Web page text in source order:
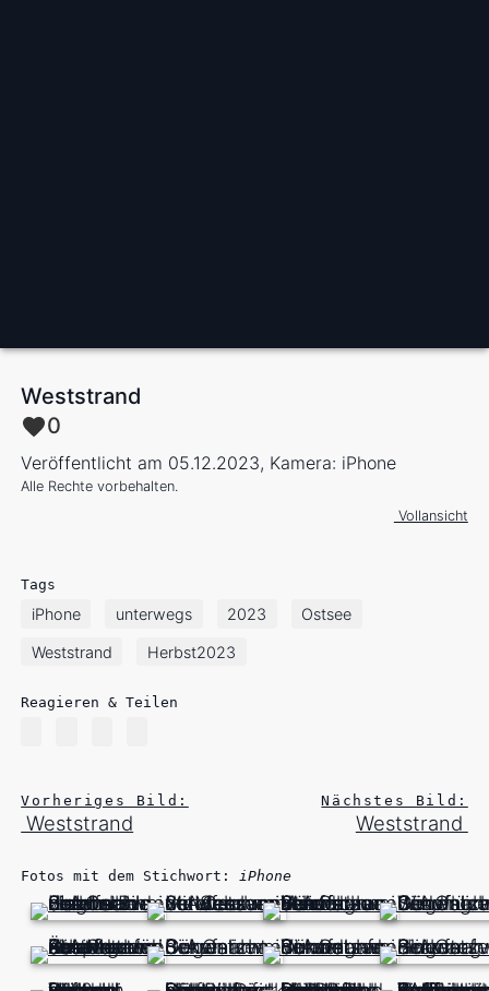
Weststrand
0
Veröffentlicht am 05.12.2023, Kamera: iPhone
Alle Rechte vorbehalten.
Vollansicht
Tags
iPhone unterwegs 2023 Ostsee
Weststrand Herbst2023
Reagieren & Teilen
Vorheriges Bild:
Weststrand
Nächstes Bild:
Weststrand
Fotos mit dem Stichwort: iPhone